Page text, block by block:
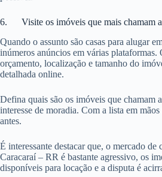
6. Visite os imóveis que mais chamam a
Quando o assunto são casas para alugar
inúmeros anúncios em várias plataformas.
orçamento, localização e tamanho do
detalhada online.
Defina quais são os imóveis que chamam
interesse de moradia. Com a lista em
antes.
É interessante destacar que, o mercado de
Caracaraí – RR é bastante agressivo, os
disponíveis para locação e a disputa é